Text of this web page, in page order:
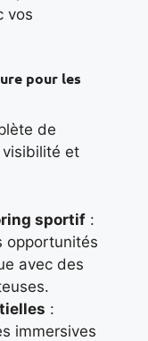
vos
pour les
de
visibilité et
sportif :
opportunités
avec des
:
immersives